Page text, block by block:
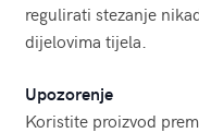
regulirati stezanje
dijelovima tijela.
Upozorenje
Koristite proizvod